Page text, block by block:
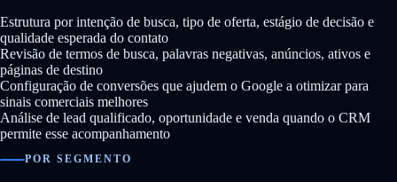
Estrutura por intenção de busca, tipo de oferta, estágio de decisão e
qualidade esperada do contato
Revisão de termos de busca, palavras negativas, anúncios, ativos e
páginas de destino
Configuração de conversões que ajudem o Google a otimizar para
sinais comerciais melhores
Análise de lead qualificado, oportunidade e venda quando o CRM
permite esse acompanhamento
POR SEGMENTO